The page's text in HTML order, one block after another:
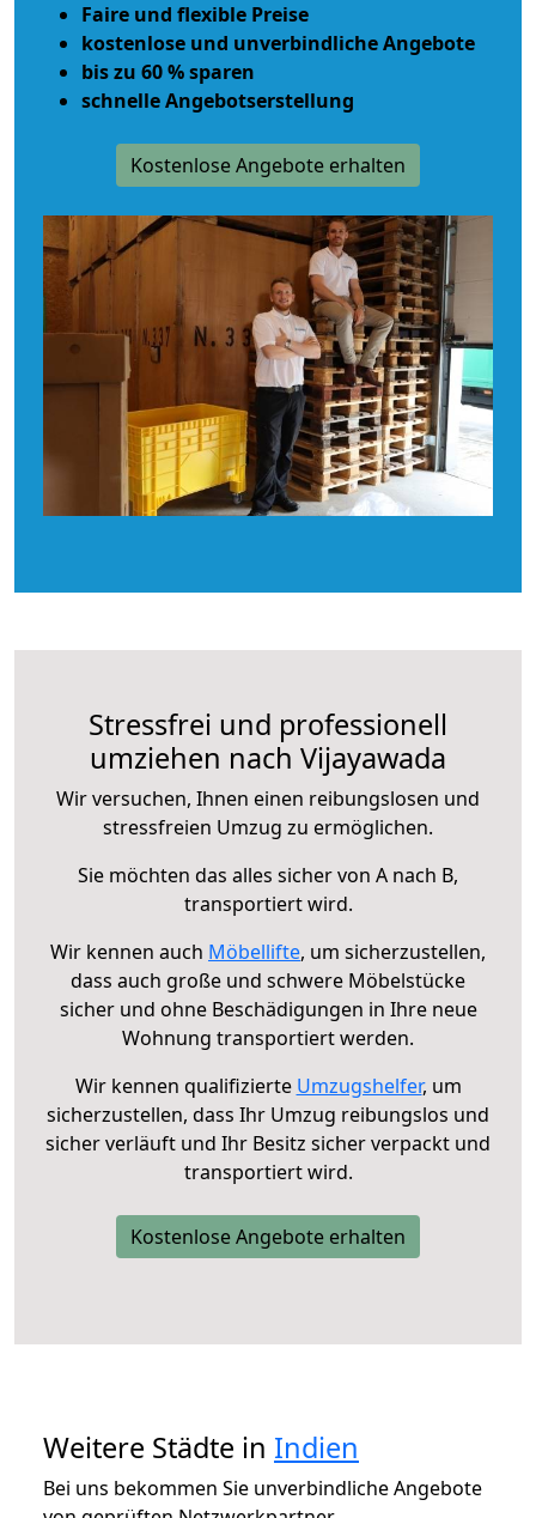
Faire und flexible Preise
kostenlose und unverbindliche Angebote
bis zu 60 % sparen
schnelle Angebotserstellung
Kostenlose Angebote erhalten
Stressfrei und professionell
umziehen nach Vijayawada
Wir versuchen, Ihnen einen reibungslosen und
stressfreien Umzug zu ermöglichen.
Sie möchten das alles sicher von A nach B,
transportiert wird.
Wir kennen auch Möbellifte, um sicherzustellen,
dass auch große und schwere Möbelstücke
sicher und ohne Beschädigungen in Ihre neue
Wohnung transportiert werden.
Wir kennen qualifizierte Umzugshelfer, um
sicherzustellen, dass Ihr Umzug reibungslos und
sicher verläuft und Ihr Besitz sicher verpackt und
transportiert wird.
Kostenlose Angebote erhalten
Weitere Städte in Indien
Bei uns bekommen Sie unverbindliche Angebote